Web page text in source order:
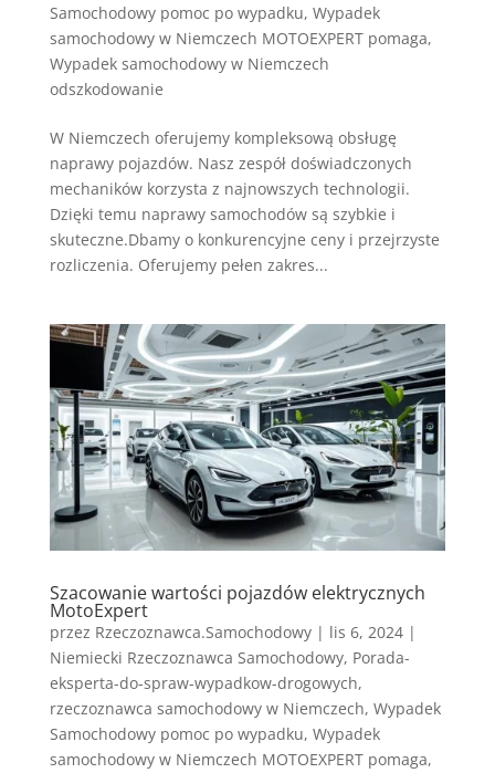
Samochodowy pomoc po wypadku, Wypadek
samochodowy w Niemczech MOTOEXPERT pomaga,
Wypadek samochodowy w Niemczech
odszkodowanie
W Niemczech oferujemy kompleksową obsługę
naprawy pojazdów. Nasz zespół doświadczonych
mechaników korzysta z najnowszych technologii.
Dzięki temu naprawy samochodów są szybkie i
skuteczne.Dbamy o konkurencyjne ceny i przejrzyste
rozliczenia. Oferujemy pełen zakres...
Szacowanie wartości pojazdów elektrycznych
MotoExpert
przez Rzeczoznawca.Samochodowy| lis 6, 2024|
Niemiecki Rzeczoznawca Samochodowy, Porada-
eksperta-do-spraw-wypadkow-drogowych,
rzeczoznawca samochodowy w Niemczech, Wypadek
Samochodowy pomoc po wypadku, Wypadek
samochodowy w Niemczech MOTOEXPERT pomaga,